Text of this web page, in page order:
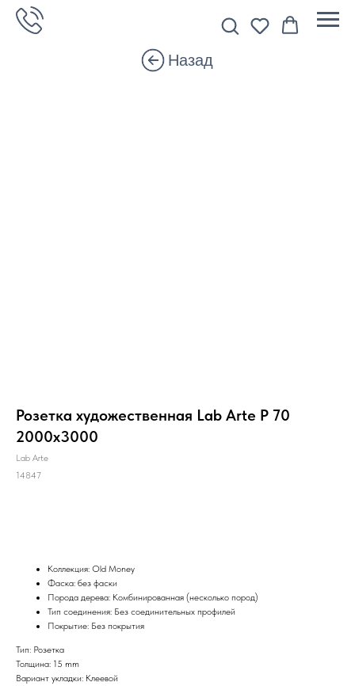
Назад
Розетка художественная Lab Arte Р 70
2000х3000
Lab Arte
14847
Коллекция: Old Money
Фаска: без фаски
Порода дерева: Комбинированная (несколько пород)
Тип соединения: Без соединительных профилей
Покрытие: Без покрытия
Тип: Розетка
Толщина: 15 mm
Вариант укладки: Клеевой